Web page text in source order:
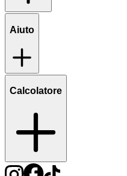
Aiuto
Calcolatore